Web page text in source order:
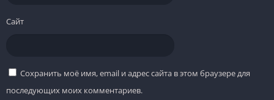
Сайт
Сохранить моё имя, email и адрес сайта в этом браузере для
последующих моих комментариев.